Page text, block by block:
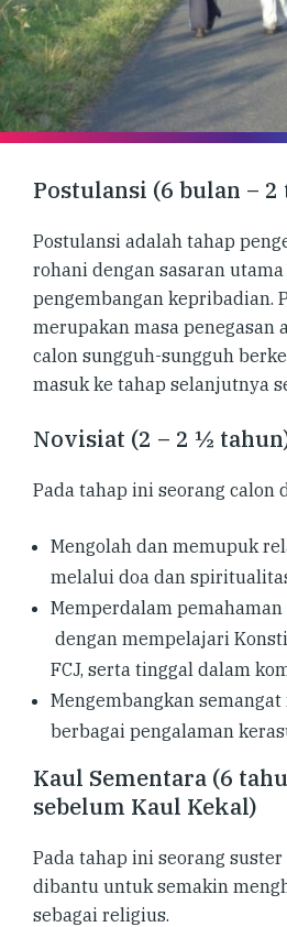
Postulansi (6 bulan – 2
Postulansi adalah tahap
rohani dengan sasaran utama
pengembangan kepribadian.
merupakan masa penegasan
calon sungguh-sungguh
masuk ke tahap selanjutnya
Novisiat (2 – 2 ½
Pada tahap ini seorang calon
Mengolah dan memupuk
melalui doa dan
Memperdalam
dengan mempelajari
FCJ, serta tinggal dalam
Mengembangkan
berbagai pengalaman
Kaul Sementara (6
sebelum Kaul Kekal)
Pada tahap ini seorang
dibantu untuk semakin
sebagai religius.